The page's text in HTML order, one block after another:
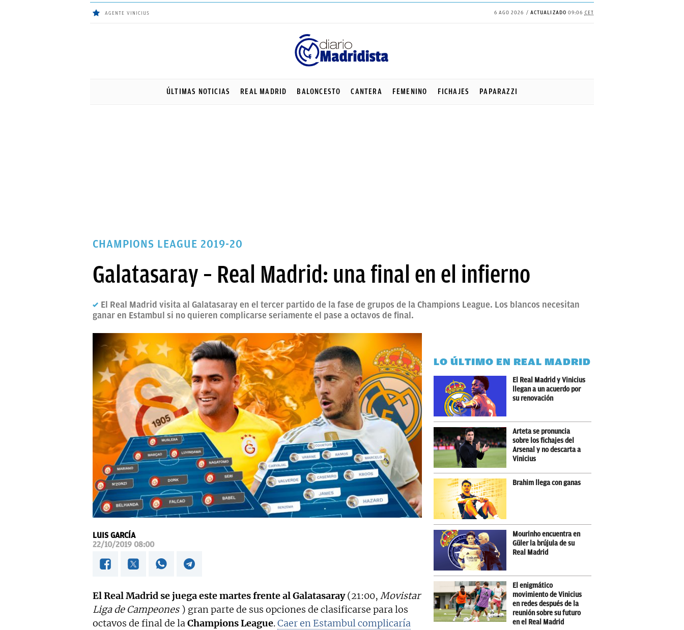
AGENTE VINICIUS 6 AGO 2026 ACTUALIZADO 09:06 CET
ÚLTIMAS NOTICIAS REAL MADRID BALONCESTO CANTERA FEMENINO FICHAJES PAPARAZZI
CHAMPIONS LEAGUE 2019-20
Galatasaray – Real Madrid: una final en el infierno
El Real Madrid visita al Galatasaray en el tercer partido de la fase de grupos de la Champions League. Los blancos necesitan
ganar en Estambul si no quieren complicarse seriamente el pase a octavos de final.
LUIS GARCÍA
22/10/2019 08:00
El Real Madrid se juega este martes frente al Galatasaray(21:00, Movistar
Liga de Campeones ) gran parte de sus opciones de clasificarse para los
octavos de final de laChampions League.Caer en Estambul complicaría
LO ÚLTIMO EN REAL MADRID
El Real Madrid y Vinicius
llegan a un acuerdo por
su renovación
Arteta se pronuncia
sobre los fichajes del
Arsenal y no descarta a
Vinicius
Brahim llega con ganas
Mourinho encuentra en
Güler la brújula de su
Real Madrid
El enigmático
movimiento de Vinicius
en redes después de la
reunión sobre su futuro
en el Real Madrid